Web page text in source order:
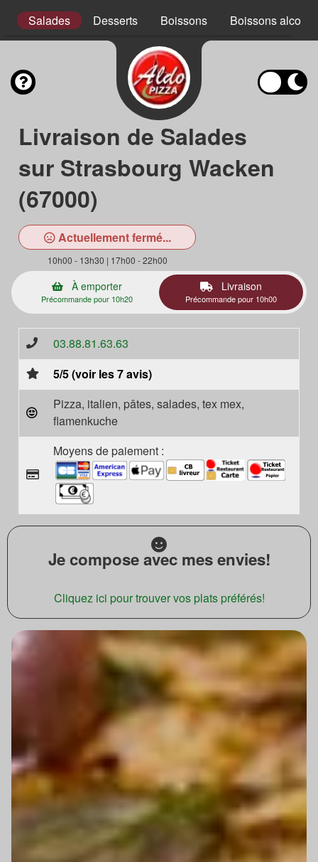
Salades Desserts Boissons Boissons
Livraison de Salades
sur Strasbourg Wacken
(67000)
Actuellement fermé...
10h00 - 13h30 | 17h00 - 22h00
À emporter
Précommande pour 10h20
Livraison
Précommande pour 10h00
03.88.81.63.63
5/5 (voir les 7 avis)
Pizza, italien, pâtes, salades, tex mex,
flamenkuche
Moyens de paiement :
Je compose avec mes envies!
Cliquez ici pour trouver vos plats préférés!